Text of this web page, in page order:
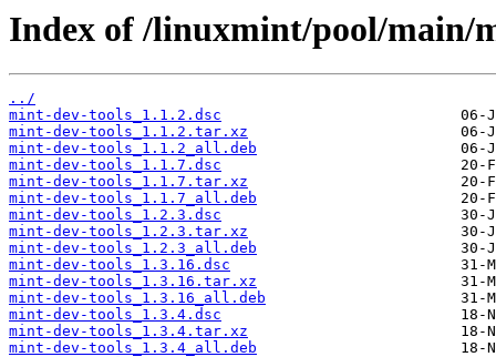
Index of /linuxmint/pool/main/
../
mint-dev-tools_1.1.2.dsc
mint-dev-tools_1.1.2.tar.xz
mint-dev-tools_1.1.2_all.deb
mint-dev-tools_1.1.7.dsc
mint-dev-tools_1.1.7.tar.xz
mint-dev-tools_1.1.7_all.deb
mint-dev-tools_1.2.3.dsc
mint-dev-tools_1.2.3.tar.xz
mint-dev-tools_1.2.3_all.deb
mint-dev-tools_1.3.16.dsc
mint-dev-tools_1.3.16.tar.xz
mint-dev-tools_1.3.16_all.deb
mint-dev-tools_1.3.4.dsc
mint-dev-tools_1.3.4.tar.xz
mint-dev-tools_1.3.4_all.deb